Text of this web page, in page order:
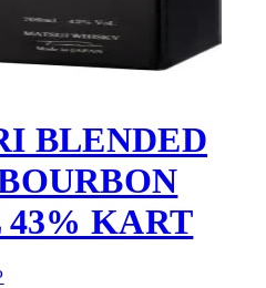
BLENDED
43% KART